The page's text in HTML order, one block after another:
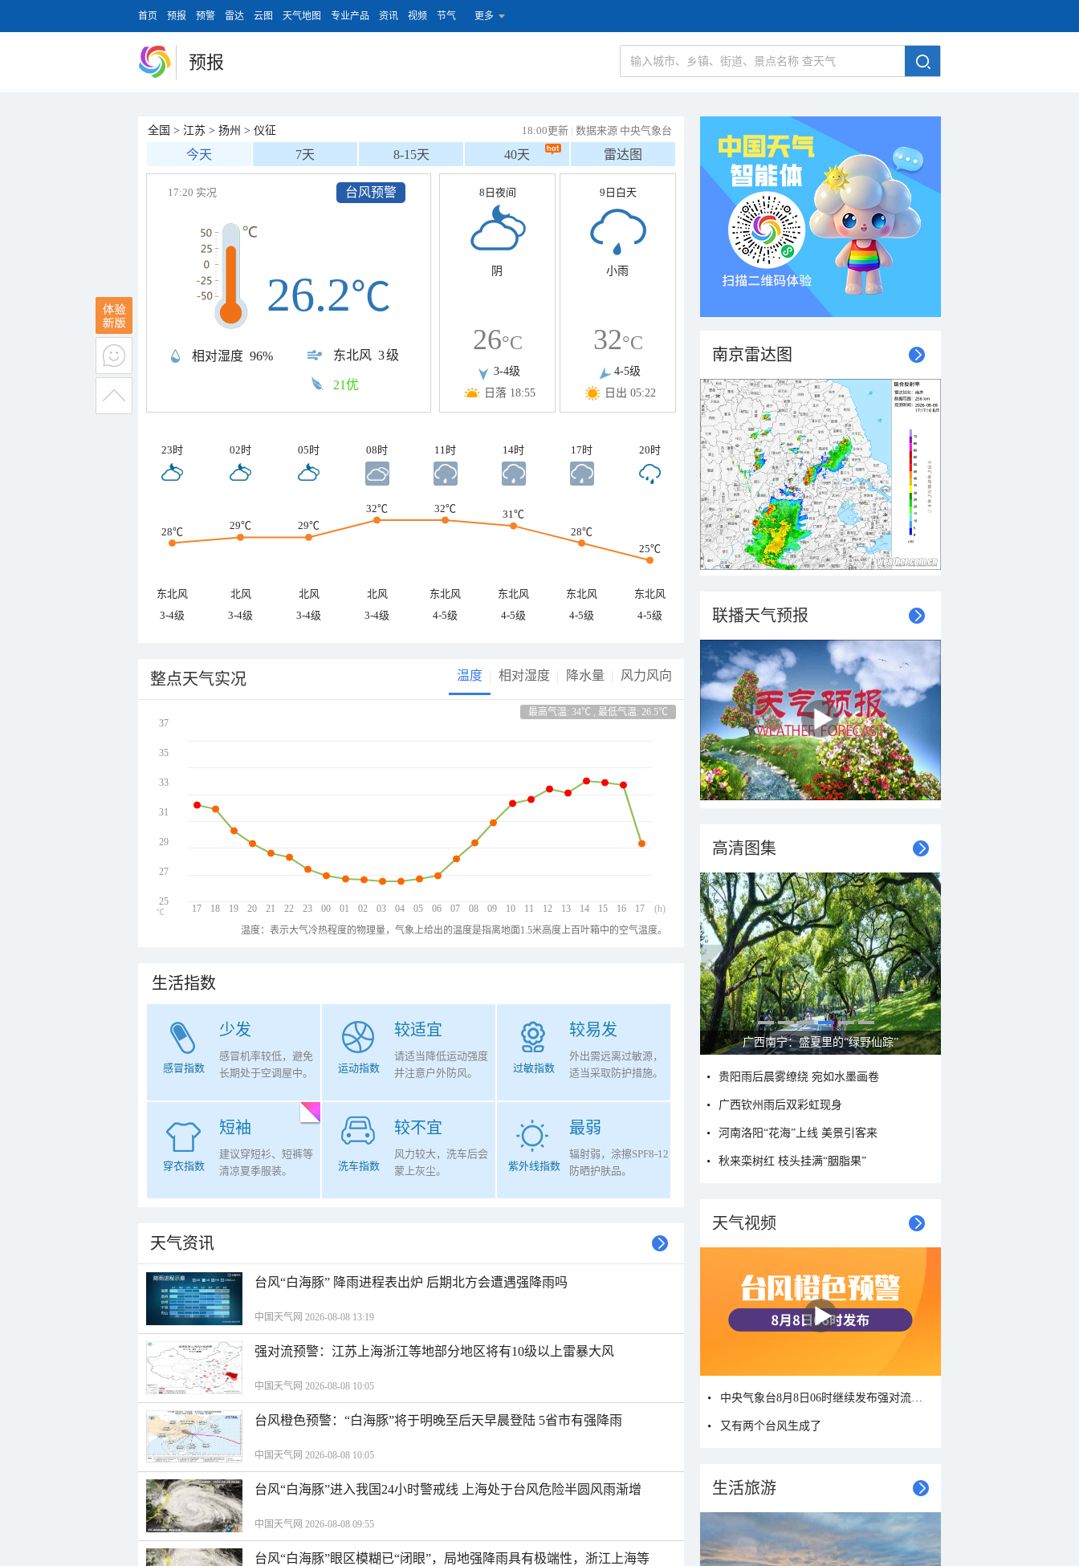
首页 预报 预警 雷达 云图 天气地图 专业产品 资讯 视频 节气 更多
预报
全国 > 江苏 > 扬州 > 仪征 18:00更新 | 数据来源 中央气象台
今天 7天 8-15天 40天 雷达图
17:20 实况
相对湿度 96% 东北风 3级
26.2℃
21优
台风预警 8日夜间
阴
26°C
3-4级
日落 18:55
9日白天
小雨
32°C
4-5级
日出 05:22
23时 02时 05时 08时 11时 14时 17时 20时
28℃ 29℃ 29℃
32℃ 32℃
31℃
28℃
25℃
东北风 北风 北风 北风 东北风 东北风 东北风
东北风
3-4级
3-4级 3-4级 3-4级 4-5级 4-5级 4-5级 4-5级
整点天气实况 温度 相对湿度 降水量 风力风向
最高气温: 34℃ , 最低气温: 26.5℃
17 18 19 20 21 22 23 00 01 02 03 04 05 06 07 08 09 10 11 12 13 14 15 16 17
37
35
33
31
29
27
25
(h)
℃
温度：表示大气冷热程度的物理量，气象上给出的温度是指离地面1.5米高度上百叶箱中的空气温度。
生活指数
少发
感冒指数
感冒机率较低，避免
长期处于空调屋中。
较适宜
运动指数
请适当降低运动强度
并注意户外防风。
较易发
过敏指数
外出需远离过敏源，
适当采取防护措施。
短袖
穿衣指数
建议穿短衫、短裤等
清凉夏季服装。
较不宜
洗车指数
风力较大，洗车后会
蒙上灰尘。
最弱
紫外线指数
辐射弱，涂擦SPF8-12
防晒护肤品。
天气资讯
台风“白海豚” 降雨进程表出炉 后期北方会遭遇强降雨吗
中国天气网 2026-08-08 13:19
强对流预警：江苏上海浙江等地部分地区将有10级以上雷暴大风
中国天气网 2026-08-08 10:05
台风橙色预警：“白海豚”将于明晚至后天早晨登陆 5省市有强降雨
中国天气网 2026-08-08 10:05
台风“白海豚”进入我国24小时警戒线 上海处于台风危险半圆风雨渐增
中国天气网 2026-08-08 09:55
台风“白海豚”眼区模糊已“闭眼”，局地强降雨具有极端性，浙江上海等
南京雷达图
联播天气预报
高清图集
广西南宁：盛夏里的“绿野仙踪”
贵阳雨后晨雾缭绕 宛如水墨画卷
广西钦州雨后双彩虹现身
河南洛阳“花海”上线 美景引客来
秋来栾树红 枝头挂满“胭脂果”
天气视频
又有两个台风生成了
生活旅游